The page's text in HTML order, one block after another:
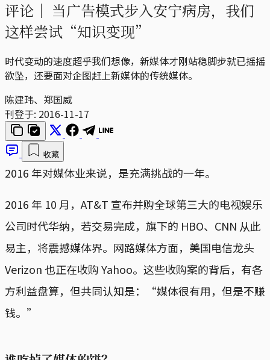
评论｜ 当广告模式步入安宁病房，我们
这样尝试“知识变现”
时代变动的速度超乎我们想像，新媒体才刚站稳脚步就已摇摇
欲坠，还要面对企图赶上新媒体的传统媒体。
陈建玮、郑国威
刊登于: 2016-11-17
收藏
2016 年对媒体业来说，是充满挑战的一年。
2016 年 10 月，AT&T 宣布并购全球第三大的电视娱乐
公司时代华纳，若交易完成，旗下的 HBO、CNN 从此
易主，将震撼媒体界。网路媒体方面，美国电信龙头
Verizon 也正在收购 Yahoo。这些收购案的背后，有各
方利益盘算，但共同认知是：“媒体很有用，但是不赚
钱。”